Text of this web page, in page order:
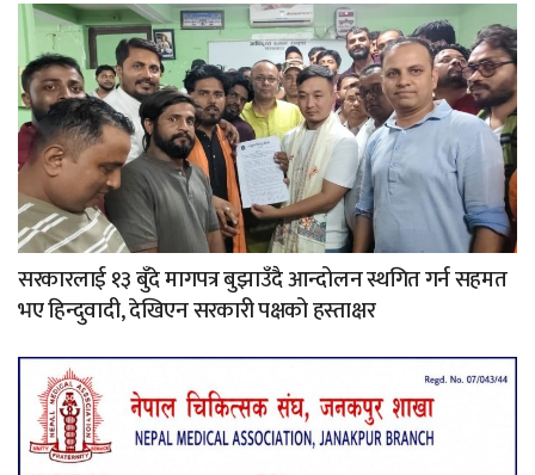
सरकारलाई १३ बुँदे मागपत्र बुझाउँदै आन्दोलन स्थगित गर्न सहमत
भए हिन्दुवादी, देखिएन सरकारी पक्षको हस्ताक्षर